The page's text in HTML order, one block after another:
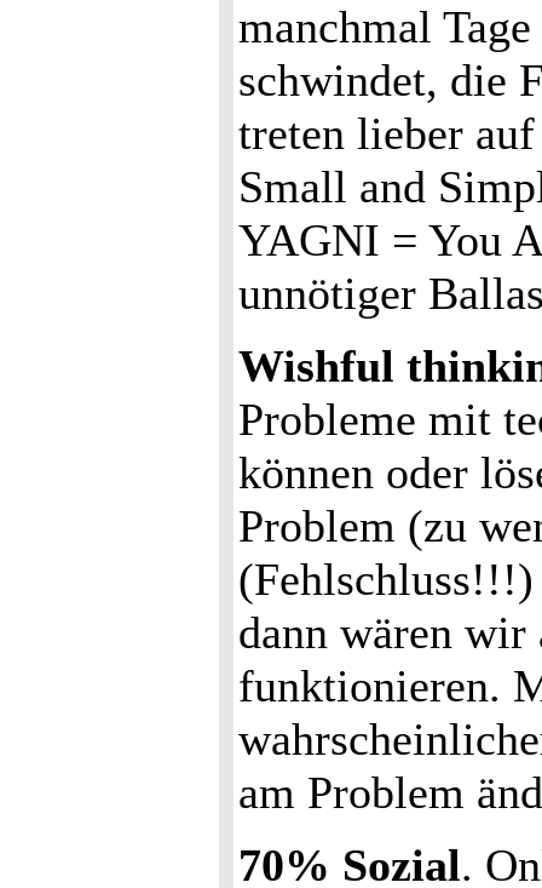
manchmal
schwindet, die
treten lieber
Small and
YAGNI = You
unnötiger
Wishful
Probleme mit
können oder
Problem (zu
dann wären wir
funktionieren.
am Problem
70% Sozial.